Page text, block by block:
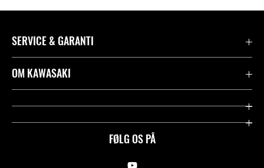
FØLG OS PÅ
SERVICE & GARANTI
Kontakt
OM KAWASAKI
Mission & værdier